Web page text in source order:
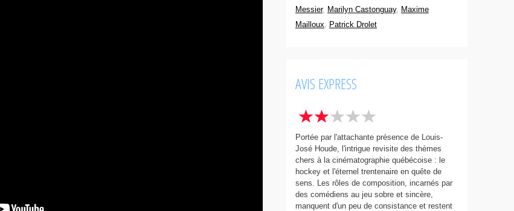
Messier, Marilyn Castonguay, Maxime
Mailloux, Patrick Drolet
AVIS EXPRESS
Portée par l'attachante présence de Louis-
José Houde, l'intrigue revisite des thèmes
chers à la cinématographie québécoise : le
hockey et l'éternel trentenaire en quête de
sens. Les rôles de composition, incarnés par
des comédiens au jeu sobre et sincère,
manquent d'un peu de consistance et restent